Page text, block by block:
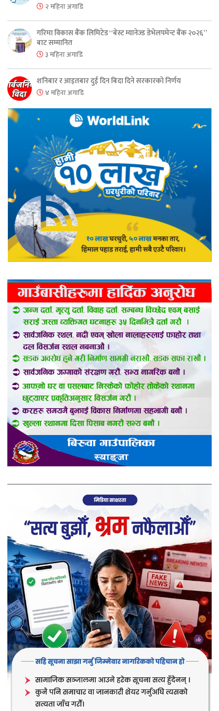
२ महिना अगाडि
गरिमा विकास बैंक लिमिटेड “बेस्ट म्यानेज्ड डेभेलपमेन्ट बैंक २०२६”
बाट सम्मानित
३ महिना अगाडि
शनिबार र आइतबार दुई दिन बिदा दिने सरकारको निर्णय
४ महिना अगाडि